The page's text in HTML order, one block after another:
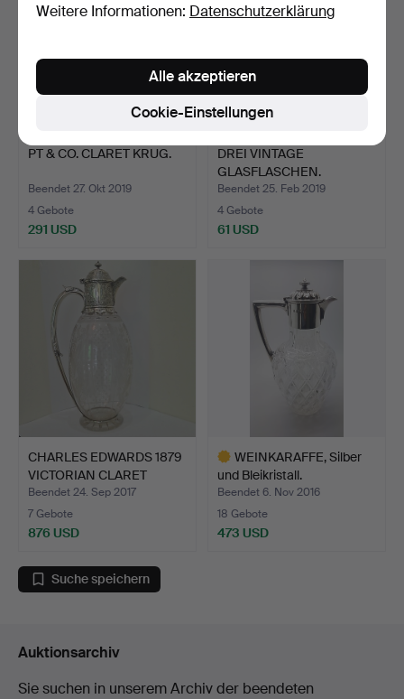
PT & CO. CLARET KRUG.
Beendet 27. Okt 2019
4 Gebote
291 USD
DREI VINTAGE
GLASFLASCHEN.
Beendet 25. Feb 2019
4 Gebote
61 USD
CHARLES EDWARDS 1879
VICTORIAN CLARET
KRUG.
Beendet 24. Sep 2017
7 Gebote
876 USD
WEINKARAFFE, Silber
und Bleikristall.
Beendet 6. Nov 2016
18 Gebote
473 USD
Suche speichern
Auktionsarchiv
Sie suchen in unserem Archiv der beendeten
Weitere Informationen: Datenschutzerklärung
Cookie-Einstellungen
Alle akzeptieren